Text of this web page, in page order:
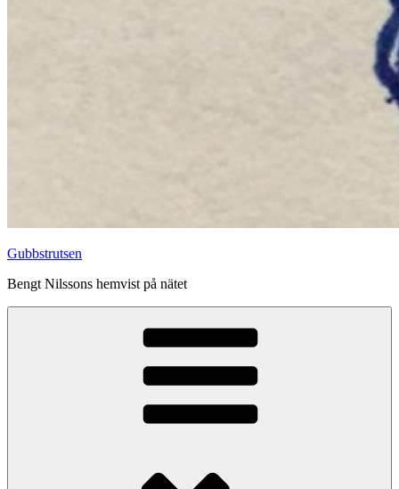
Gubbstrutsen
Bengt Nilssons hemvist på nätet